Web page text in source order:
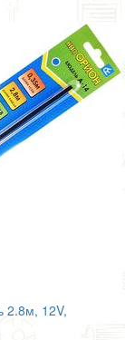
2.8м, 12V,